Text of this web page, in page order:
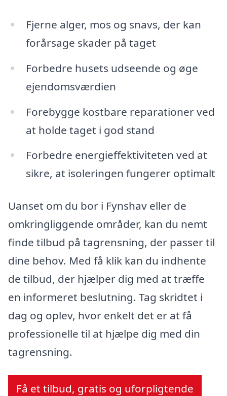
Fjerne alger, mos og snavs, der kan
forårsage skader på taget
Forbedre husets udseende og øge
ejendomsværdien
Forebygge kostbare reparationer ved
at holde taget i god stand
Forbedre energieffektiviteten ved at
sikre, at isoleringen fungerer optimalt
Uanset om du bor i Fynshav eller de
omkringliggende områder, kan du nemt
finde tilbud på tagrensning, der passer til
dine behov. Med få klik kan du indhente
de tilbud, der hjælper dig med at træffe
en informeret beslutning. Tag skridtet i
dag og oplev, hvor enkelt det er at få
professionelle til at hjælpe dig med din
tagrensning.
Få et tilbud, gratis og uforpligtende